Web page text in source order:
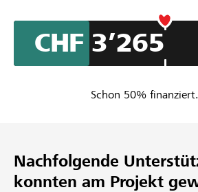
CHF 3’265
Schon 50% finanziert.
CHF 12’000
Wunschbetrag
Nachfolgende
konnten am Projekt